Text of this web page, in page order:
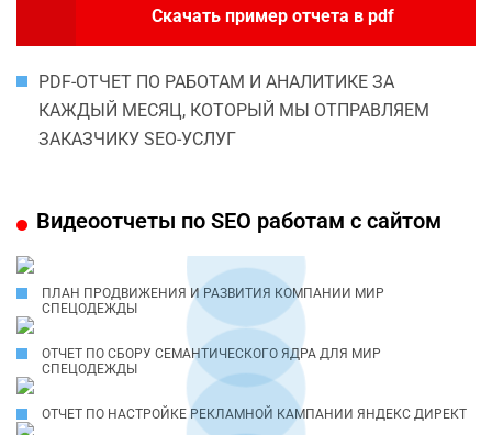
Скачать пример отчета в pdf
PDF-ОТЧЕТ ПО РАБОТАМ И АНАЛИТИКЕ ЗА
КАЖДЫЙ МЕСЯЦ, КОТОРЫЙ МЫ ОТПРАВЛЯЕМ
ЗАКАЗЧИКУ SEO-УСЛУГ
Видеоотчеты по SEO работам с сайтом
ПЛАН ПРОДВИЖЕНИЯ И РАЗВИТИЯ КОМПАНИИ МИР
СПЕЦОДЕЖДЫ
ОТЧЕТ ПО СБОРУ СЕМАНТИЧЕСКОГО ЯДРА ДЛЯ МИР
СПЕЦОДЕЖДЫ
ОТЧЕТ ПО НАСТРОЙКЕ РЕКЛАМНОЙ КАМПАНИИ ЯНДЕКС ДИРЕКТ